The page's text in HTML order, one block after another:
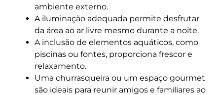
ambiente externo.
A iluminação adequada permite desfrutar
da área ao ar livre mesmo durante a noite.
A inclusão de elementos aquáticos, como
piscinas ou fontes, proporciona frescor e
relaxamento.
Uma churrasqueira ou um espaço gourmet
são ideais para reunir amigos e familiares ao